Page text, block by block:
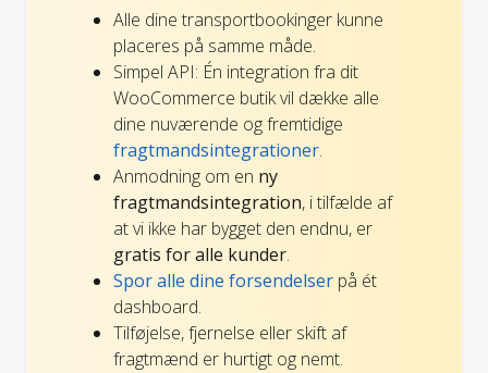
Alle dine transportbookinger kunne
placeres på samme måde.
Simpel API: Én integration fra dit
WooCommerce butik vil dække alle
dine nuværende og fremtidige
fragtmandsintegrationer.
Anmodning om en ny
fragtmandsintegration, i tilfælde af
at vi ikke har bygget den endnu, er
gratis for alle kunder.
Spor alle dine forsendelser på ét
dashboard.
Tilføjelse, fjernelse eller skift af
fragtmænd er hurtigt og nemt.